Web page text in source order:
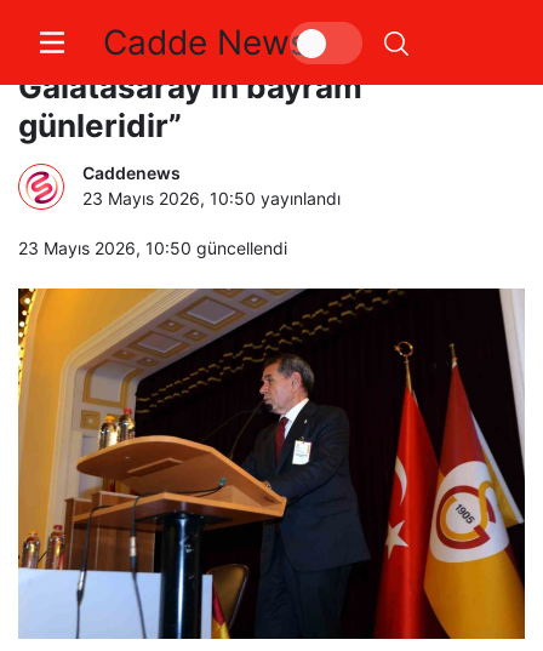
Cadde News
Dursun Özbek: “Seçim günleri
Galatasaray’ın bayram
günleridir”
Caddenews
23 Mayıs 2026, 10:50 yayınlandı
23 Mayıs 2026, 10:50 güncellendi